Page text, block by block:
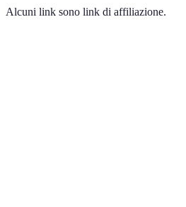
Alcuni link sono link di affiliazione.